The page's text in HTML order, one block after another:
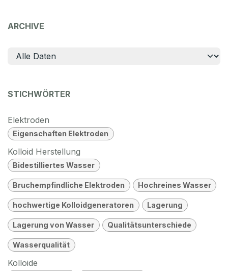
ARCHIVE
STICHWÖRTER
Elektroden
Eigenschaften Elektroden
Kolloid Herstellung
Bidestilliertes Wasser
Bruchempfindliche Elektroden Hochreines Wasser
hochwertige Kolloidgeneratoren Lagerung
Lagerung von Wasser Qualitätsunterschiede
Wasserqualität
Kolloide